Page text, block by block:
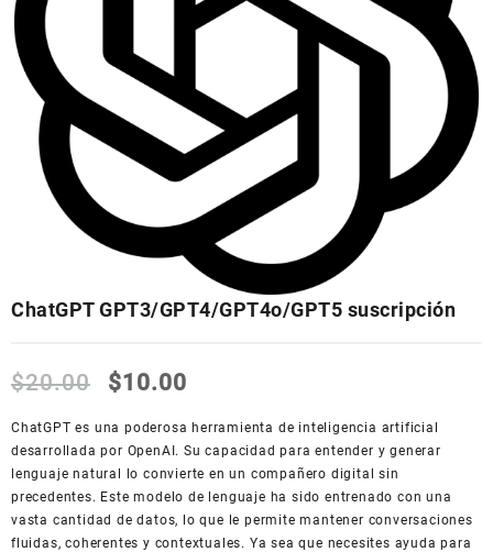
ChatGPT GPT3/GPT4/GPT4o/GPT5 suscripción
$20.00
El
original
era:
$20.00.
$10.00
actual
es:
$10.00.
ChatGPT es una poderosa herramienta de inteligencia artificial
desarrollada por OpenAI. Su capacidad para entender y generar
lenguaje natural lo convierte en un compañero digital sin
precedentes. Este modelo de lenguaje ha sido entrenado con una
vasta cantidad de datos, lo que le permite mantener conversaciones
fluidas, coherentes y contextuales. Ya sea que necesites ayuda para